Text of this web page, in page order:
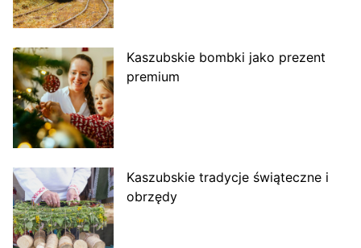
Kaszubskie bombki jako prezent
premium
Kaszubskie tradycje świąteczne i
obrzędy